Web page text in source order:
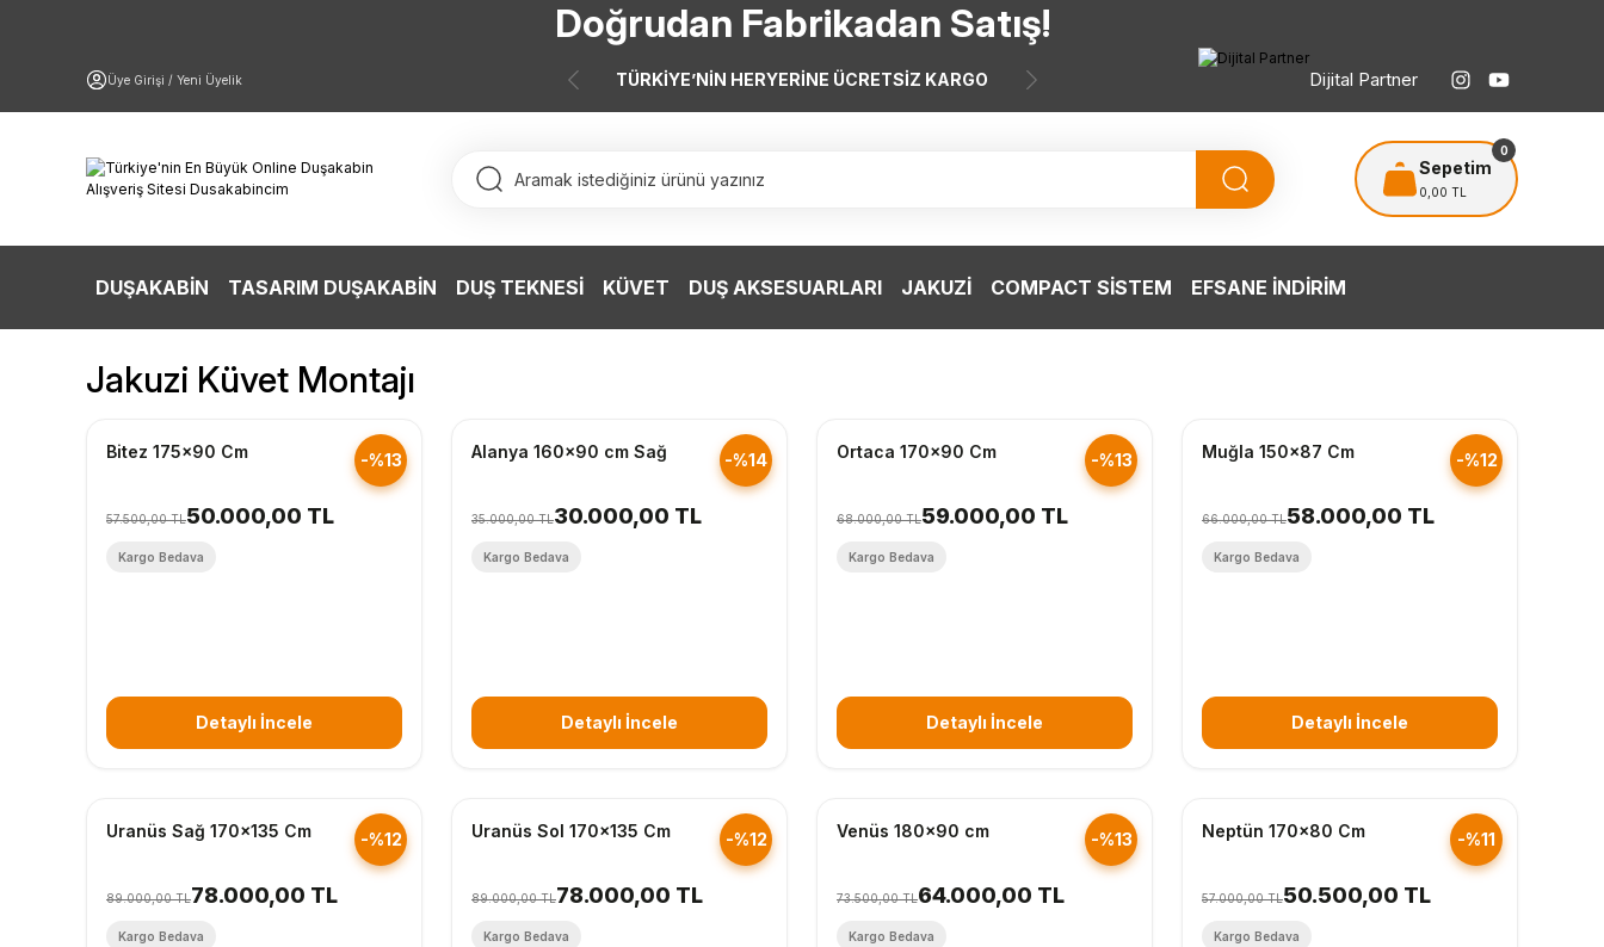
Doğrudan Fabrikadan Satış!
7 Taksit 0 Vade Farkı
Doğrudan Fabrikadan Satış!
Üye Girişi / Yeni Üyelik TÜRKİYE’NİN HERYERİNE ÜCRETSİZ KARGO TÜRKİYE’NİN HERYERİNE ÜCRETSİZ KARGO
Dijital Partner
Sepetim
0,00 TL
0
DUŞAKABİN TASARIM DUŞAKABİN DUŞ TEKNESİ KÜVET DUŞ AKSESUARLARI JAKUZİ COMPACT SİSTEM EFSANE İNDİRİM
Jakuzi Küvet Montajı
-%13
Bitez 175x90 Cm
57.500,00 TL50.000,00 TL
Kargo Bedava
Detaylı İncele
-%14
Alanya 160x90 cm Sağ
35.000,00 TL30.000,00 TL
Kargo Bedava
Detaylı İncele
-%13
Ortaca 170x90 Cm
68.000,00 TL59.000,00 TL
Kargo Bedava
Detaylı İncele
-%12
Muğla 150x87 Cm
66.000,00 TL58.000,00 TL
Kargo Bedava
Detaylı İncele
-%12
Uranüs Sağ 170x135 Cm
89.000,00 TL78.000,00 TL
Kargo Bedava
-%12
Uranüs Sol 170x135 Cm
89.000,00 TL78.000,00 TL
Kargo Bedava
-%13
Venüs 180x90 cm
73.500,00 TL64.000,00 TL
Kargo Bedava
-%11
Neptün 170x80 Cm
57.000,00 TL50.500,00 TL
Kargo Bedava